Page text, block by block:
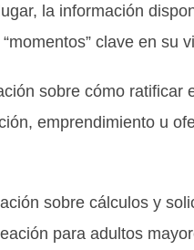
la información
clave en su
sobre cómo
emprendimiento u
sobre cálculos y
para adultos